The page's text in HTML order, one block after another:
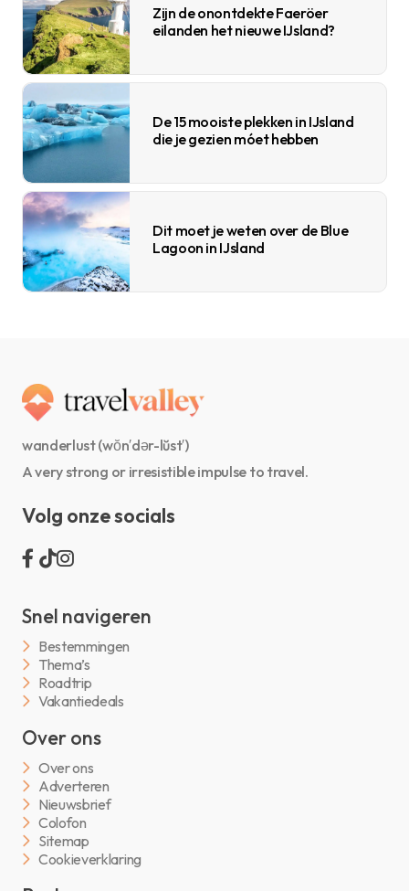
Zijn de onontdekte Faeröer
eilanden het nieuwe IJsland?
De 15 mooiste plekken in IJsland
die je gezien móet hebben
Dit moet je weten over de Blue
Lagoon in IJsland
wanderlust (wŏn′dər-lŭst′)
A very strong or irresistible impulse to travel.
Volg onze socials
Snel navigeren
Bestemmingen
Thema’s
Roadtrip
Vakantiedeals
Over ons
Over ons
Adverteren
Nieuwsbrief
Colofon
Sitemap
Cookieverklaring